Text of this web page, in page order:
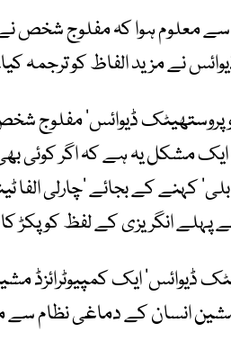
سے معلوم ہوا کہ مفلوج
نے مزید الفاظ کو ترجمہ
مشکل یہ ہے کہ اگر کوئی
کہنے کے بجائے ’چارلی
انگریزی کے لفظ کو پکڑ
ڈیوائس‘ ایک
مشین انسان کے دماغی نظام